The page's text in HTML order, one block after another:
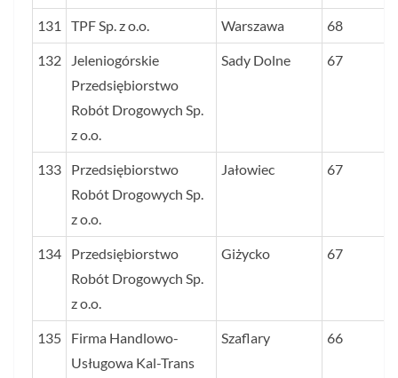
131 TPF Sp. z o.o. Warszawa 68
132
Jeleniogórskie
Przedsiębiorstwo
Robót Drogowych Sp.
z o.o.
Sady Dolne 67
133
Przedsiębiorstwo
Robót Drogowych Sp.
z o.o.
Jałowiec 67
134
Przedsiębiorstwo
Robót Drogowych Sp.
z o.o.
Giżycko 67
135
Firma Handlowo-
Usługowa Kal-Trans
Szaflary 66